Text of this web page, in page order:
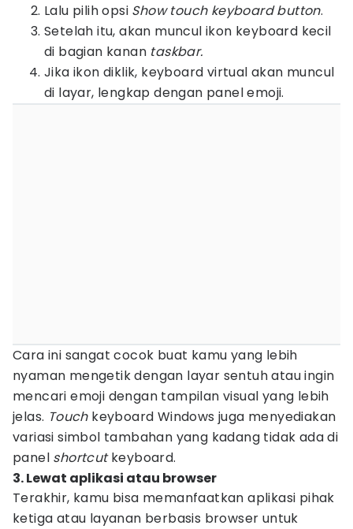
Lalu pilih opsi Show touch keyboard button.
Setelah itu, akan muncul ikon keyboard kecil
di bagian kanan taskbar.
Jika ikon diklik, keyboard virtual akan muncul
di layar, lengkap dengan panel emoji.
Cara ini sangat cocok buat kamu yang lebih
nyaman mengetik dengan layar sentuh atau ingin
mencari emoji dengan tampilan visual yang lebih
jelas. Touch keyboard Windows juga menyediakan
variasi simbol tambahan yang kadang tidak ada di
panel shortcutkeyboard.
3. Lewat aplikasi atau browser
Terakhir, kamu bisa memanfaatkan aplikasi pihak
ketiga atau layanan berbasis browser untuk